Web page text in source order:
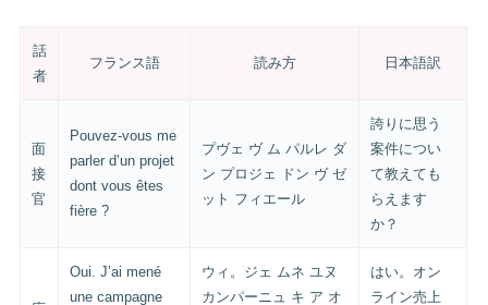
話
者
フランス語 読み方 日本語訳
面
接
官
Pouvez-vous me
parler d’un projet
dont vous êtes
fière ?
プヴェ ヴ ム パルレ ダ
ン プロジェ ドン ヴ ゼ
ット フィエール
誇りに思う
案件につい
て教えても
らえます
か？
Oui. J’ai mené
une campagne
ウィ。ジェ ムネ ユヌ
カンパーニュ キ ア オ
はい。オン
ライン売上